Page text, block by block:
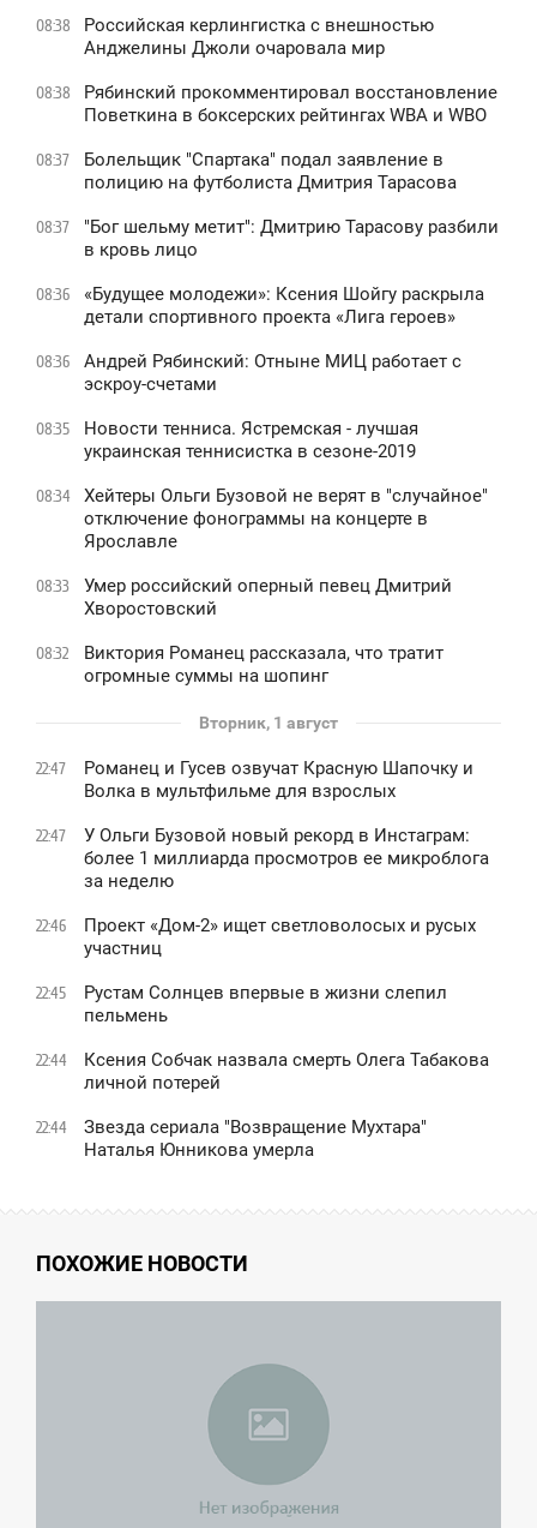
08:38
Российская керлингистка с внешностью
Анджелины Джоли очаровала мир
08:38
Рябинский прокомментировал восстановление
Поветкина в боксерских рейтингах WBA и WBO
08:37
Болельщик "Спартака" подал заявление в
полицию на футболиста Дмитрия Тарасова
08:37
"Бог шельму метит": Дмитрию Тарасову разбили
в кровь лицо
08:36
«Будущее молодежи»: Ксения Шойгу раскрыла
детали спортивного проекта «Лига героев»
08:36
Андрей Рябинский: Отныне МИЦ работает с
эскроу-счетами
08:35
Новости тенниса. Ястремская - лучшая
украинская теннисистка в сезоне-2019
08:34
Хейтеры Ольги Бузовой не верят в "случайное"
отключение фонограммы на концерте в
Ярославле
08:33
Умер российский оперный певец Дмитрий
Хворостовский
08:32
Виктория Романец рассказала, что тратит
огромные суммы на шопинг
Вторник, 1 август
22:47
Романец и Гусев озвучат Красную Шапочку и
Волка в мультфильме для взрослых
22:47
У Ольги Бузовой новый рекорд в Инстаграм:
более 1 миллиарда просмотров ее микроблога
за неделю
22:46
Проект «Дом-2» ищет светловолосых и русых
участниц
22:45
Рустам Солнцев впервые в жизни слепил
пельмень
22:44
Ксения Собчак назвала смерть Олега Табакова
личной потерей
22:44
Звезда сериала "Возвращение Мухтара"
Наталья Юнникова умерла
ПОХОЖИЕ НОВОСТИ